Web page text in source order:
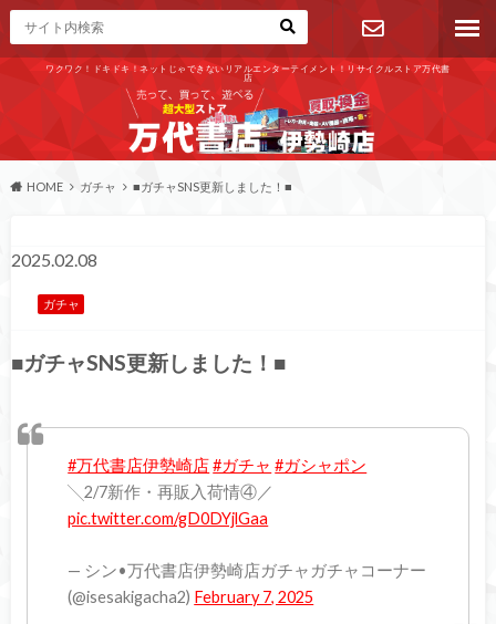
ワクワク！ドキドキ！ネットじゃできないリアルエンターテイメント！リサイクルストア万代書
店
お問い合わ
せ
HOME ガチャ ■ガチャSNS更新しました！■
2025.02.08
ガチャ
■ガチャSNS更新しました！■
#万代書店伊勢崎店#ガチャ #ガシャポン
╲2/7新作・再販入荷情④／
pic.twitter.com/gD0DYjlGaa
— シン•万代書店伊勢崎店ガチャガチャコーナー
(@isesakigacha2) February 7, 2025